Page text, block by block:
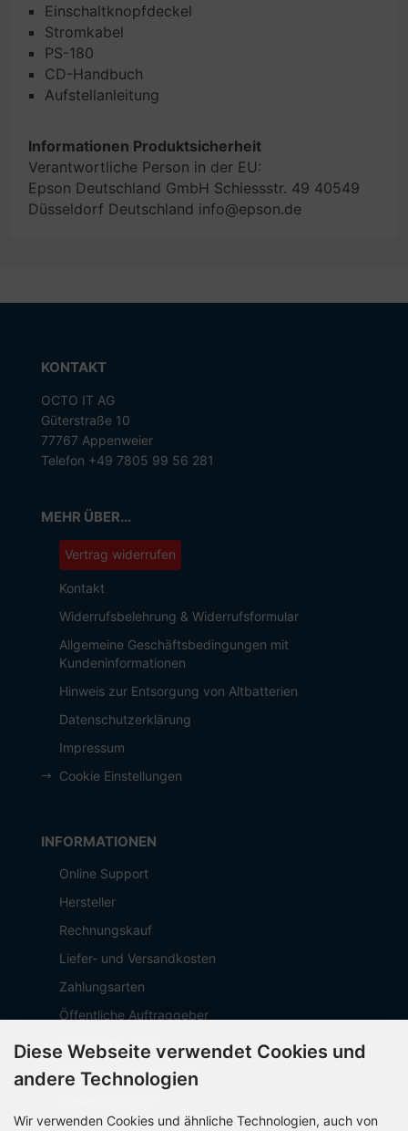
Einschaltknopfdeckel
Stromkabel
PS-180
CD-Handbuch
Aufstellanleitung
Informationen Produktsicherheit
Verantwortliche Person in der EU:
Epson Deutschland GmbH Schiessstr. 49 40549
Düsseldorf Deutschland info@epson.de
KONTAKT
OCTO IT AG
Güterstraße 10
77767 Appenweier
Telefon +49 7805 99 56 281
MEHR ÜBER...
Vertrag widerrufen
Kontakt
Widerrufsbelehrung & Widerrufsformular
Allgemeine Geschäftsbedingungen mit
Kundeninformationen
Hinweis zur Entsorgung von Altbatterien
Datenschutzerklärung
Impressum
Cookie Einstellungen
INFORMATIONEN
Online Support
Hersteller
Rechnungskauf
Liefer- und Versandkosten
Zahlungsarten
Öffentliche Auftraggeber
Geschäftskunden
Beschaffungsplattform
Über OCTO IT
Diese Webseite verwendet Cookies und
andere Technologien
Wir verwenden Cookies und ähnliche Technologien, auch von